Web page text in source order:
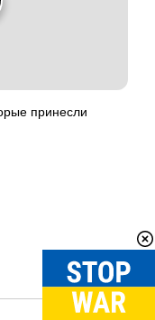
принесли